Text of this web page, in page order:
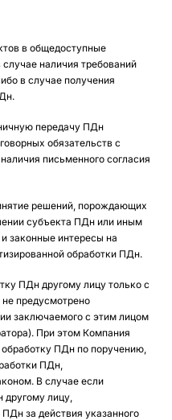
в общедоступные
наличия требований
в случае получения
передачу ПДн
обязательств с
письменного согласия
решений, порождающих
субъекта ПДн или иным
законные интересы на
обработки ПДн.
ПДн другому лицу только с
предусмотрено
заключаемого с этим лицом
При этом Компания
ПДн по поручению,
ПДн,
В случае если
другому лицу,
за действия указанного